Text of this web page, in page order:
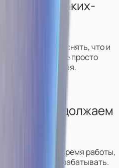
без каких-
будет объяснять, что и
Вы сможете просто
ничего не делая.
— продолжаем
с вами все время работы,
и больше зарабатывать.